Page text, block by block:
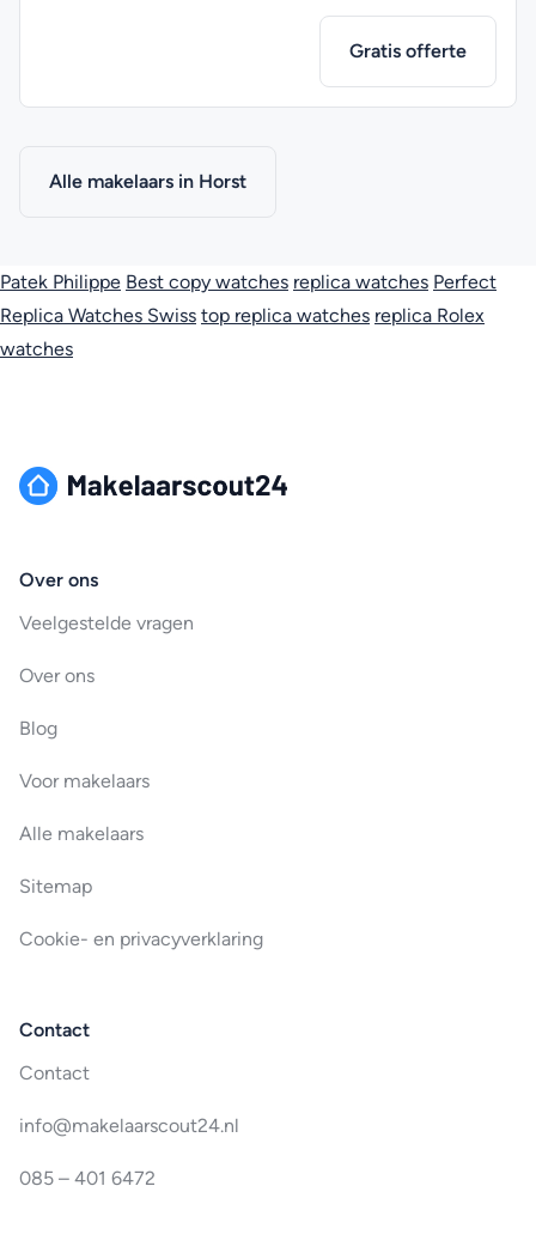
Gratis offerte
Alle makelaars in Horst
Patek Philippe Best copy watches replica watches Perfect
Replica Watches Swiss top replica watches replica Rolex
watches
Over ons
Veelgestelde vragen
Over ons
Blog
Voor makelaars
Alle makelaars
Sitemap
Cookie- en privacyverklaring
Contact
Contact
info@makelaarscout24.nl
085 – 401 6472